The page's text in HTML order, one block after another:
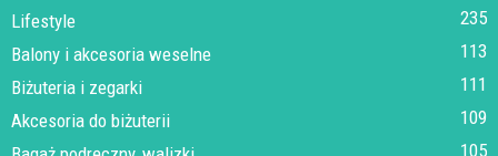
Lifestyle
235
Balony i akcesoria weselne
113
Biżuteria i zegarki
111
Akcesoria do biżuterii
109
105